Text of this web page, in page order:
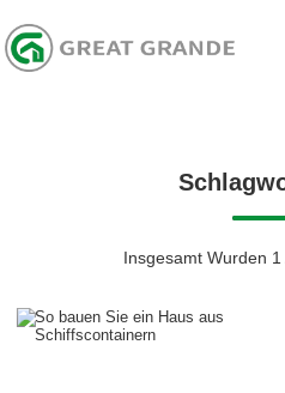
Insgesamt Wurden